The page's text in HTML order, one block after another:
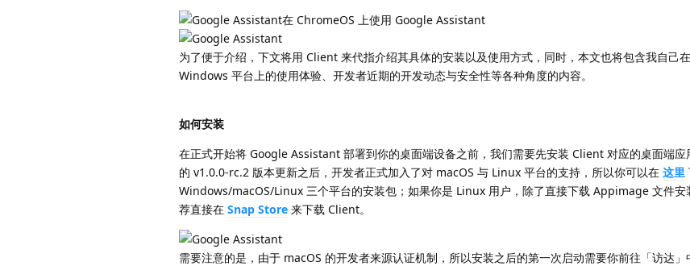
在 ChromeOS 上使用 Google Assistant
为了便于介绍，下文将用 Client 来代指介绍其具体的安装以及使用方式，同时，本文也将包含我自己
Windows 平台上的使用体验、开发者近期的开发动态与安全性等各种角度的内容。
如何安装
在正式开始将 Google Assistant 部署到你的桌面端设备之前，我们需要先安装 Client 对应的桌面端应
的 v1.0.0-rc.2 版本更新之后，开发者正式加入了对 macOS 与 Linux 平台的支持，所以你可以在 这里
Windows/macOS/Linux 三个平台的安装包；如果你是 Linux 用户，除了直接下载 Appimage 文件安
荐直接在 Snap Store 来下载 Client。
需要注意的是，由于 macOS 的开发者来源认证机制，所以安装之后的第一次启动需要你前往「访达